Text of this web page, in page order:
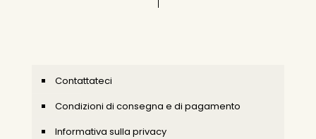
Contattateci
Condizioni di consegna e di pagamento
Informativa sulla privacy